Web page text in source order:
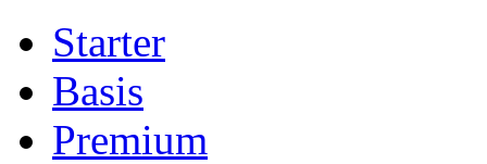
Starter
Basis
Premium